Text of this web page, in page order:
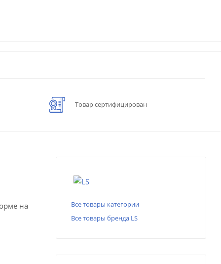
Товар сертифицирован
на
Все товары категории
Все товары бренда LS